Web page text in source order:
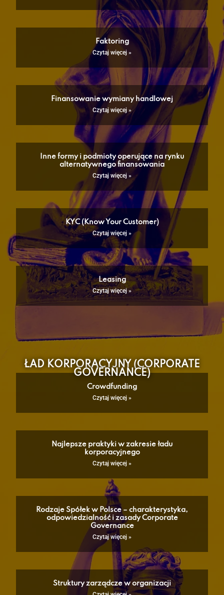
Faktoring
Czytaj więcej »
Finansowanie wymiany handlowej
Czytaj więcej »
Inne formy i podmioty operujące na rynku
alternatywnego finansowania
Czytaj więcej »
KYC (Know Your Customer)
Czytaj więcej »
Leasing
Czytaj więcej »
ŁAD KORPORACYJNY (CORPORATE
GOVERNANCE)
Crowdfunding
Czytaj więcej »
Najlepsze praktyki w zakresie ładu
korporacyjnego
Czytaj więcej »
Rodzaje Spółek w Polsce – charakterystyka,
odpowiedzialność i zasady Corporate
Governance
Czytaj więcej »
Struktury zarządcze w organizacji